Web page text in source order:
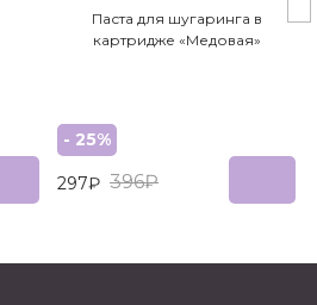
Паста для шугаринга в
картридже «Медовая»
- 25%
297₽ 396₽